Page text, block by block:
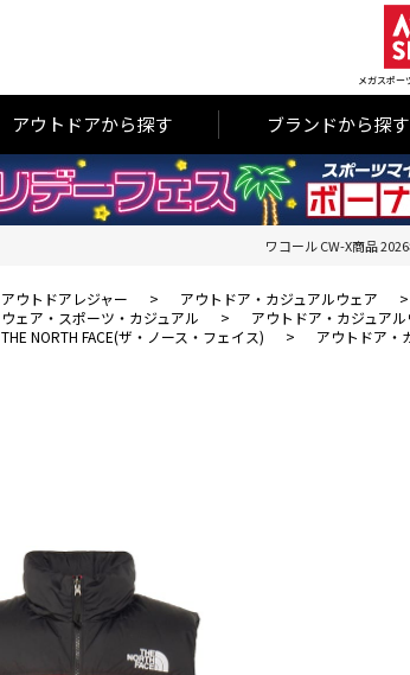
メガスポー
アウトドアから探す ブランドから探す
ワコール CW-X商品
アウトドアレジャー > アウトドア・カジュアルウェア >
ウェア・スポーツ・カジュアル > アウトドア・カジュアル
THE NORTH FACE(ザ・ノース・フェイス) > アウトドア・